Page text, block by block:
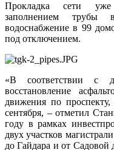
Прокладка сети уже
заполнением трубы
водоснабжение в 99
под отключением.
«В соответствии с
восстановление
движения по
сентября, – отметил
году в рамках
двух участков
до Гайдара и от Садовой